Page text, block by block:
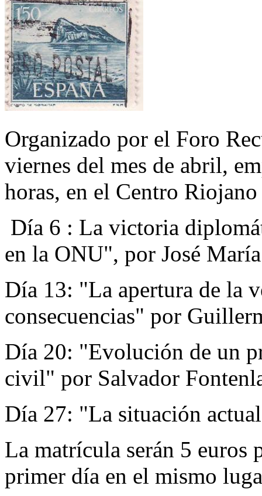
Organizado por el Foro
viernes del mes de abril,
horas, en el Centro
Día 6 : La victoria
en la ONU", por José
Día 13: "La apertura de la
consecuencias" por
Día 20: "Evolución de un
civil" por Salvador
Día 27: "La situación
La matrícula serán 5 euros
primer día en el mismo